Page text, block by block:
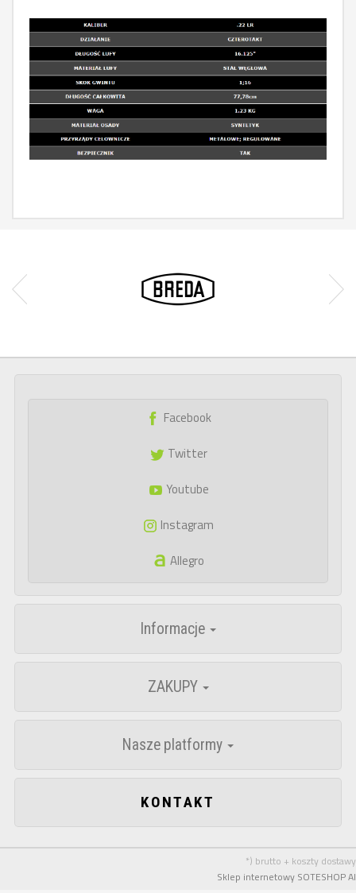
Facebook
Twitter
Youtube
Instagram
Allegro
Informacje
ZAKUPY
Nasze platformy
KONTAKT
*) brutto + koszty dostawy
Sklep internetowy SOTESHOP AI